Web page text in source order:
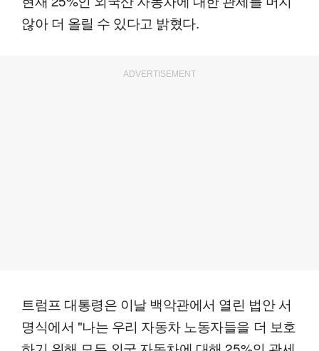
않아 더 올릴 수 있다고 밝혔다.
ADVERTISEMENT
트럼프 대통령은 이날 백악관에서 열린 법안 서
명식에서 "나는 우리 자동차 노동자들을 더 보호